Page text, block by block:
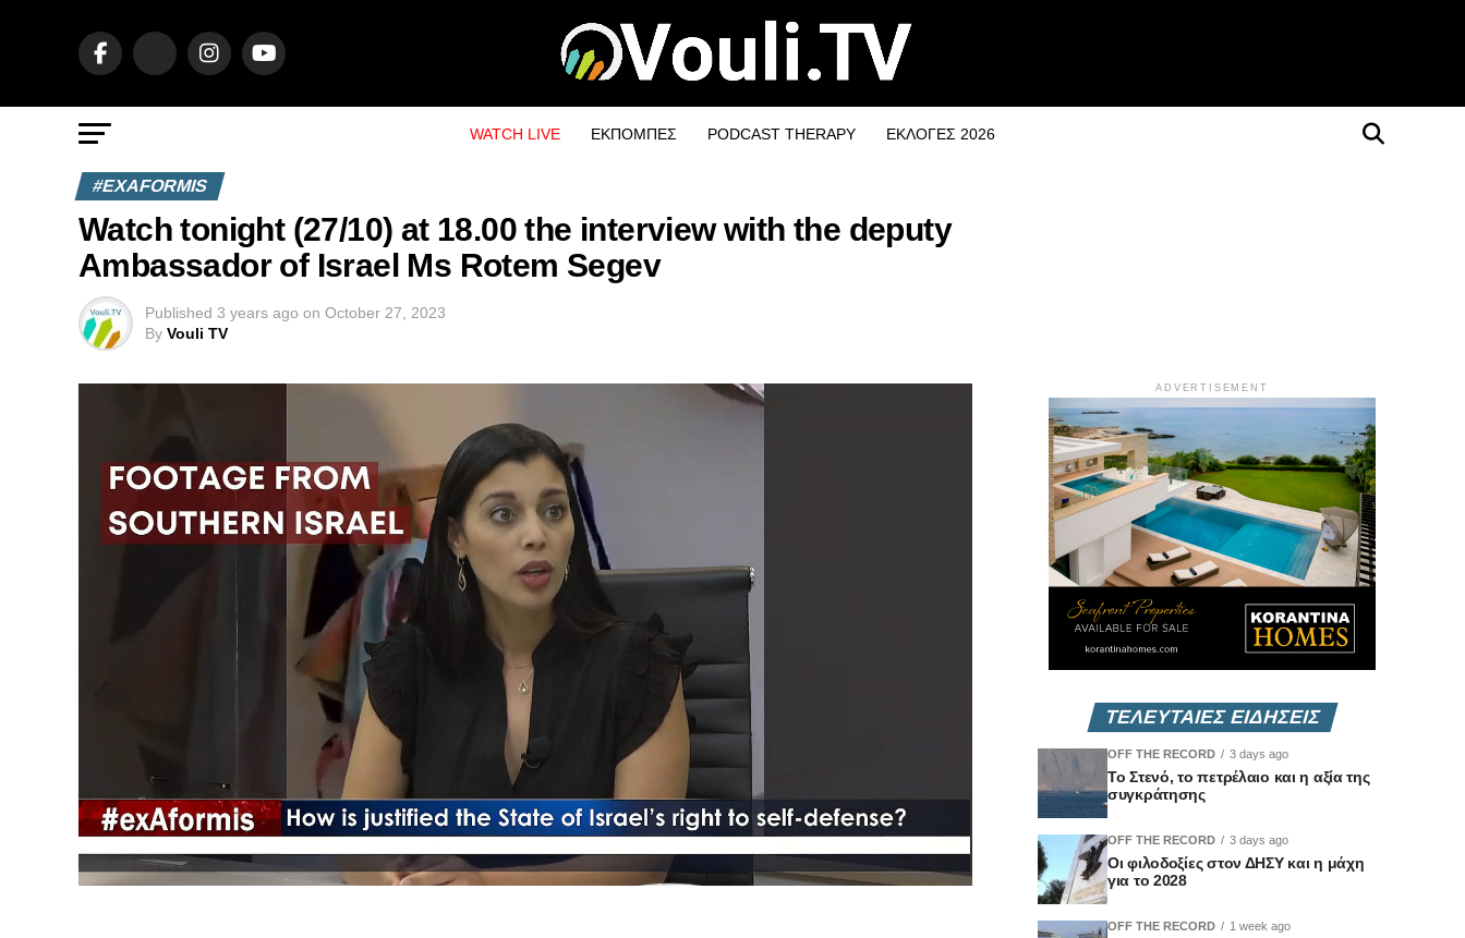
WATCH LIVE ΕΚΠΟΜΠΕΣ PODCAST THERAPY ΕΚΛΟΓΕΣ 2026
#EXAFORMIS
Watch tonight (27/10) at 18.00 the interview with the deputy
Ambassador of Israel Ms Rotem Segev
Published 3 years ago on October 27, 2023
By Vouli TV
ADVERTISEMENT
ΤΕΛΕΥΤΑΙΕΣ ΕΙΔΗΣΕΙΣ
OFF THE RECORD 3 days ago
Το Στενό, το πετρέλαιο και η αξία της
συγκράτησης
OFF THE RECORD 3 days ago
Οι φιλοδοξίες στον ΔΗΣΥ και η μάχη
για το 2028
OFF THE RECORD 1 week ago